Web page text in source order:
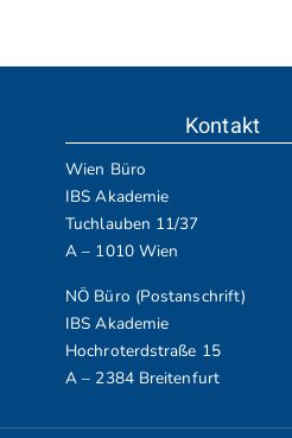
Kontakt
Wien Büro
IBS Akademie
Tuchlauben 11/37
A – 1010 Wien
NÖ Büro (Postanschrift)
IBS Akademie
Hochroterdstraße 15
A – 2384 Breitenfurt